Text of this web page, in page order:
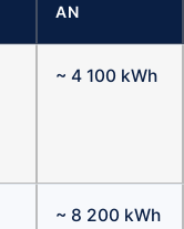
AN
~ 4 100 kWh
~ 8 200 kWh